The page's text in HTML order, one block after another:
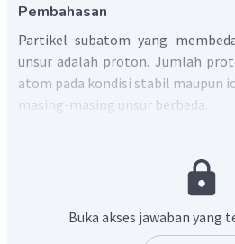
Pembahasan
Partikel subatom yang
unsur adalah proton. Jumlah
atom pada kondisi stabil maupun
masing-masing unsur berbeda.
Buka akses jawaban yang